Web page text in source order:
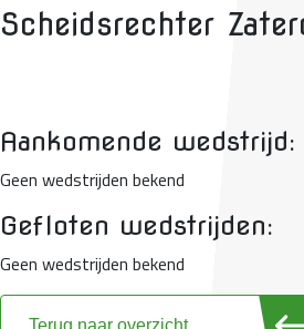
Scheidsrechter
Aankomende wedstrijd:
Geen wedstrijden bekend
Gefloten wedstrijden:
Geen wedstrijden bekend